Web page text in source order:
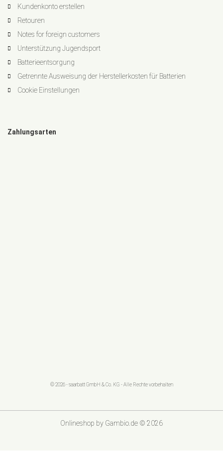
Kundenkonto erstellen
Retouren
Notes for foreign customers
Unterstützung Jugendsport
Batterieentsorgung
Getrennte Ausweisung der Herstellerkosten für Batterien
Cookie Einstellungen
Zahlungsarten
© 2026 - saarbatt GmbH & Co. KG - Alle Rechte vorbehalten
Onlineshop by Gambio.de © 2026